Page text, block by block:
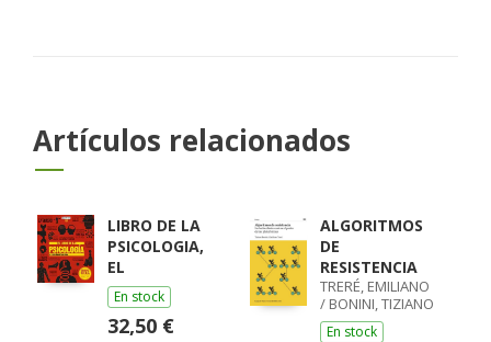
Artículos relacionados
LIBRO DE LA
PSICOLOGIA,
EL
En stock
32,50 €
ALGORITMOS
DE
RESISTENCIA
TRERÉ, EMILIANO
/ BONINI, TIZIANO
En stock